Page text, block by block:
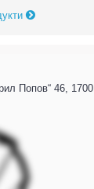
Попов“ 46, 1700